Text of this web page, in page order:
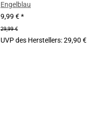
Engelblau
9,99 €*
29,99 €
UVP des Herstellers:29,90 €